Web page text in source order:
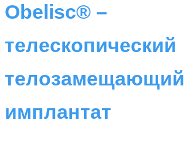
Obelisc® –
телескопический
телозамещающий
имплантат